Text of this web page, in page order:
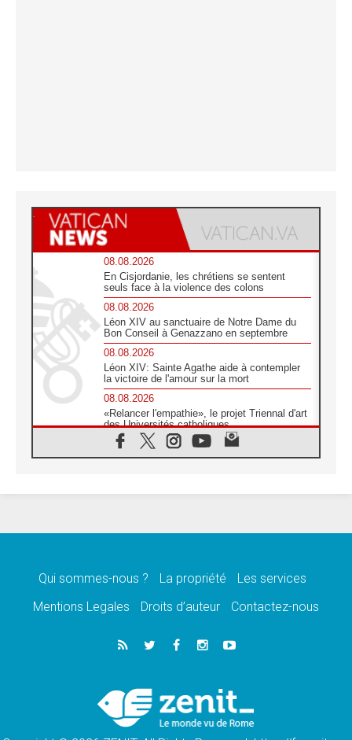
08.08.2026
En Cisjordanie, les chrétiens se sentent
seuls face à la violence des colons
08.08.2026
Léon XIV au sanctuaire de Notre Dame du
Bon Conseil à Genazzano en septembre
08.08.2026
Léon XIV: Sainte Agathe aide à contempler
la victoire de l'amour sur la mort
08.08.2026
«Relancer l'empathie», le projet Triennal d'art
des Universités catholiques
08.08.2026
Signis 2026, donner la parole aux religieuses
07.08.2026
07.08.2026
de l'Assomption et mémoire nationale
«La paix commence par l'empathie» estime
le cardinal Parolin
En Colombie, «la paix ne s'achète pas avec
une signature»
Qui sommes-nous ? La propriété
Les services
Mentions Legales
Droits d’auteur Contactez-nous